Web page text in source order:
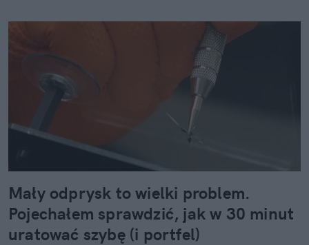
Mały odprysk to wielki problem.
Pojechałem sprawdzić, jak w 30 minut
uratować szybę (i portfel)